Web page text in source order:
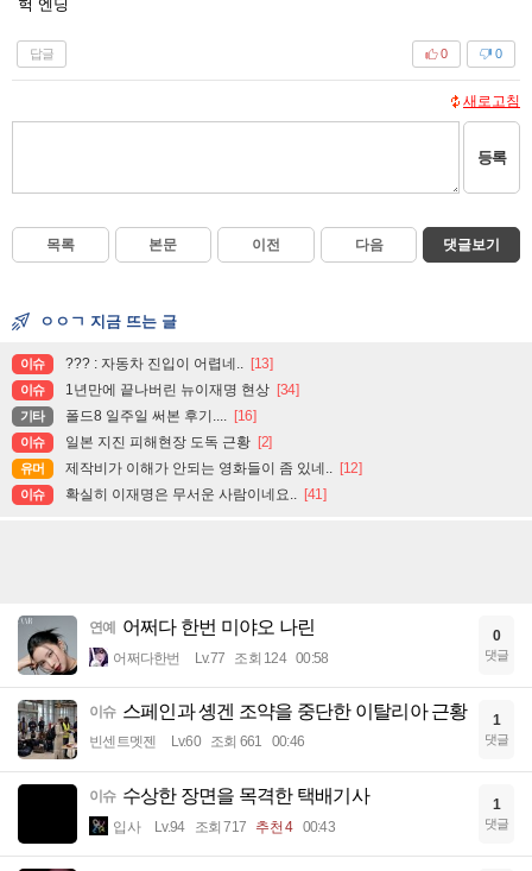
헉 엔딩
답글 0
0
새로고침
등록
목록 본문 이전 다음 댓글보기
ㅇㅇㄱ 지금 뜨는 글
이슈 ??? : 자동차 진입이 어렵네.. [13]
이슈 1년만에 끝나버린 뉴이재명 현상 [34]
기타 폴드8 일주일 써본 후기.... [16]
이슈 일본 지진 피해현장 도독 근황 [2]
유머 제작비가 이해가 안되는 영화들이 좀 있네.. [12]
이슈 확실히 이재명은 무서운 사람이네요.. [41]
연예 어쩌다 한번 미야오 나린
어쩌다한번 Lv.77 조회 124 00:58
0
댓글
이슈 스페인과 솅겐 조약을 중단한 이탈리아 근황
빈센트멧젠 Lv.60 조회 661 00:46
1
댓글
이슈 수상한 장면을 목격한 택배기사
입사 Lv.94 조회 717 추천 4 00:43
1
댓글